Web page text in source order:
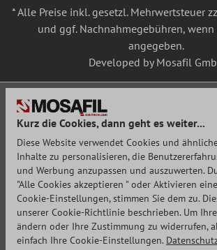
* Alle Preise inkl. gesetzl. Mehrwertsteuer
und ggf. Nachnahmegebühren,
angegeben.
Developed by Mosafil
Kurz die Cookies, dann geht es weiter...
Diese Website verwendet Cookies und
Inhalte zu personalisieren, die
und Werbung anzupassen und auszuwerten.
"Alle Cookies akzeptieren " oder Aktivieren
Cookie-Einstellungen, stimmen Sie dem zu.
unserer Cookie-Richtlinie beschrieben. Um
ändern oder Ihre Zustimmung zu widerrufen,
einfach Ihre Cookie-Einstellungen.